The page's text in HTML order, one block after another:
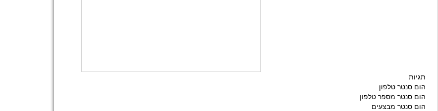
תגיות
הום סנטר טלפון
הום סנטר מספר טלפון
הום סנטר מבצעים